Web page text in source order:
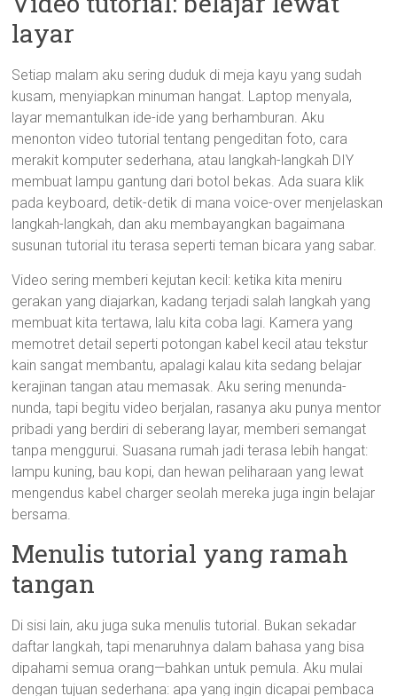
layar
Setiap malam aku sering duduk di meja kayu yang sudah
kusam, menyiapkan minuman hangat. Laptop menyala,
layar memantulkan ide-ide yang berhamburan. Aku
menonton video tutorial tentang pengeditan foto, cara
merakit komputer sederhana, atau langkah-langkah DIY
membuat lampu gantung dari botol bekas. Ada suara klik
pada keyboard, detik-detik di mana voice-over menjelaskan
langkah-langkah, dan aku membayangkan bagaimana
susunan tutorial itu terasa seperti teman bicara yang sabar.
Video sering memberi kejutan kecil: ketika kita meniru
gerakan yang diajarkan, kadang terjadi salah langkah yang
membuat kita tertawa, lalu kita coba lagi. Kamera yang
memotret detail seperti potongan kabel kecil atau tekstur
kain sangat membantu, apalagi kalau kita sedang belajar
kerajinan tangan atau memasak. Aku sering menunda-
nunda, tapi begitu video berjalan, rasanya aku punya mentor
pribadi yang berdiri di seberang layar, memberi semangat
tanpa menggurui. Suasana rumah jadi terasa lebih hangat:
lampu kuning, bau kopi, dan hewan peliharaan yang lewat
mengendus kabel charger seolah mereka juga ingin belajar
bersama.
Menulis tutorial yang ramah
tangan
Di sisi lain, aku juga suka menulis tutorial. Bukan sekadar
daftar langkah, tapi menaruhnya dalam bahasa yang bisa
dipahami semua orang—bahkan untuk pemula. Aku mulai
dengan tujuan sederhana: apa yang ingin dicapai pembaca